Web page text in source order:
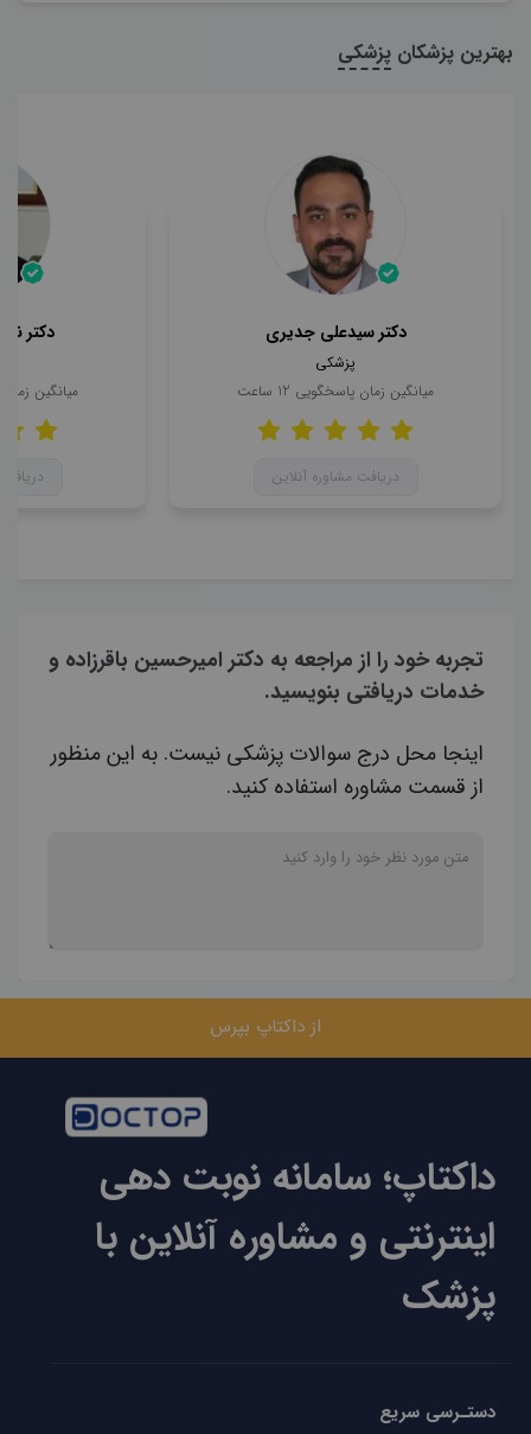
بهترین پزشکان پزشکی
دکتر سیدعلی جدیری
پزشکی
میانگین زمان پاسخگویی 12 ساعت
دریافت مشاوره آنلاین
دکتر
میانگین
تجربه خود را از مراجعه به دکتر امیرحسین باقرزاده و
خدمات دریافتی بنویسید.
اینجا محل درج سوالات پزشکی نیست. به این منظور
از قسمت مشاوره استفاده کنید.
از داکتاپ بپرس
داکتاپ؛ سامانه نوبت دهی
اینترنتی و مشاوره آنلاین با
پزشک
دستـرسی سریع